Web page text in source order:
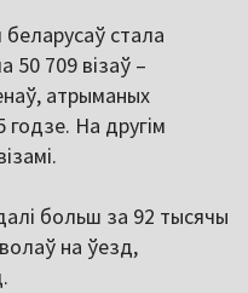
стала
50 709 візаў –
атрыманых
годзе. На другім
больш за 92 тысячы
на ўезд,